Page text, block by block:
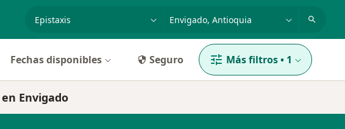
Fechas disponibles Seguro Más filtros• 1
Envigado